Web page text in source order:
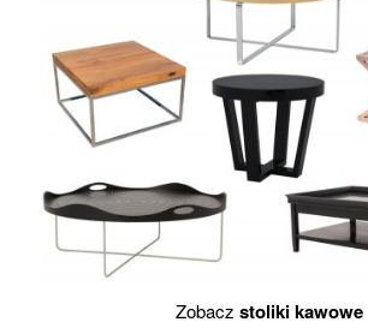
Zobacz stoliki kawowe